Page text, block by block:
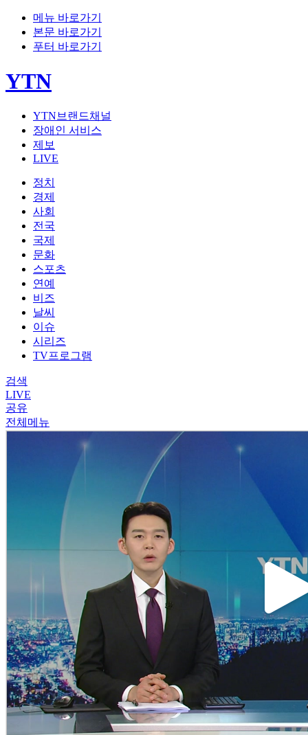
메뉴 바로가기
본문 바로가기
푸터 바로가기
YTN
YTN브랜드채널
장애인 서비스
제보
LIVE
정치
경제
사회
전국
국제
문화
스포츠
연예
비즈
날씨
이슈
시리즈
TV프로그램
검색
LIVE
공유
전체메뉴